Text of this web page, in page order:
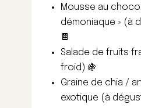
Mousse au
démoniaque » (à
🍫
Salade de fruits
froid) 🍇
Graine de chia /
exotique (à